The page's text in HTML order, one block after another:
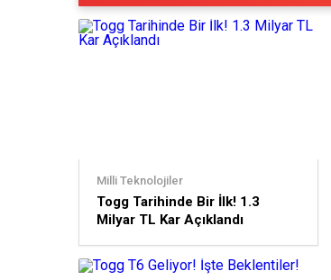
Milli Teknolojiler
Togg Tarihinde Bir İlk! 1.3
Milyar TL Kar Açıklandı